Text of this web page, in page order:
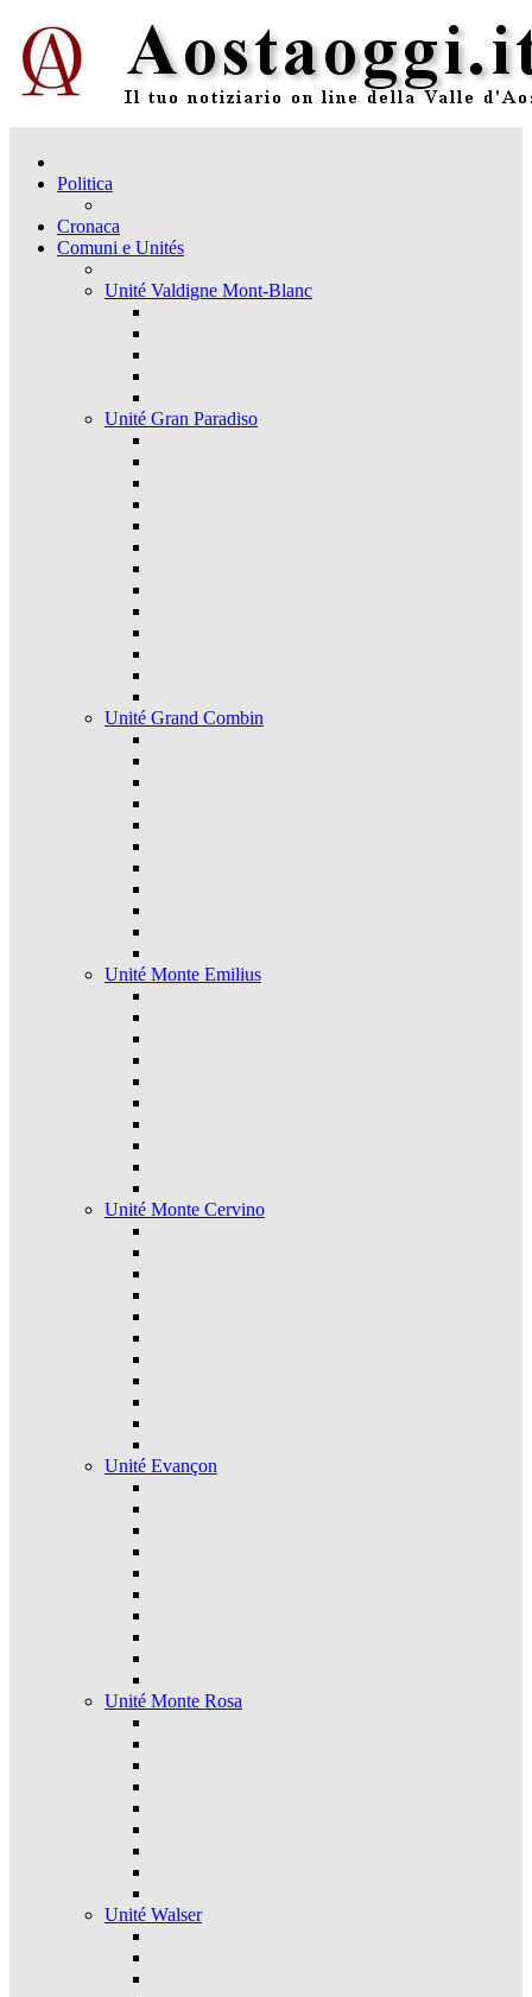
Politica
Cronaca
Comuni e Unités
Unité Valdigne Mont-Blanc
Unité Gran Paradiso
Unité Grand Combin
Unité Monte Emilius
Unité Monte Cervino
Unité Evançon
Unité Monte Rosa
Unité Walser